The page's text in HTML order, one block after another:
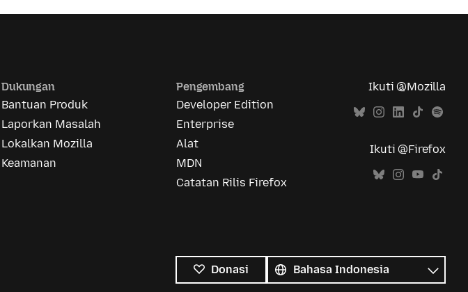
Dukungan
Bantuan Produk
Laporkan Masalah
Lokalkan Mozilla
Keamanan
Pengembang
Developer Edition
Enterprise
Alat
MDN
Catatan Rilis Firefox
Ikuti @Mozilla
Ikuti @Firefox
Donasi
bahasa
Bahasa